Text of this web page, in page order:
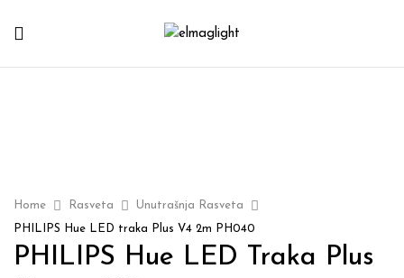
Home Rasveta
Unutrašnja Rasveta
PHILIPS Hue LED traka Plus V4 2m PH040
PHILIPS Hue LED Traka Plus